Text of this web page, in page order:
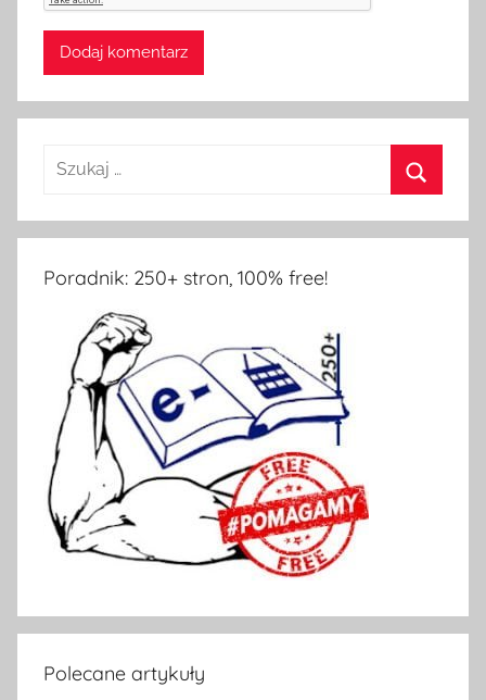
Szukaj:
Poradnik: 250+ stron, 100% free!
Polecane artykuły